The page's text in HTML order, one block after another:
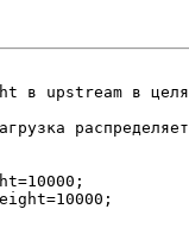
в upstream в